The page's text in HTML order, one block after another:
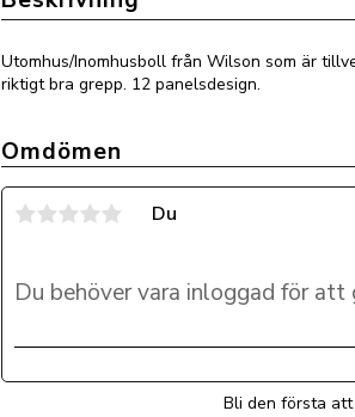
Utomhus/Inomhusboll från Wilson som är
riktigt bra grepp. 12 panelsdesign.
Omdömen
Du
Bli den första